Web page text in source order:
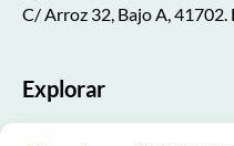
C/ Arroz 32, Bajo A, 41702.
Explorar
Inicio